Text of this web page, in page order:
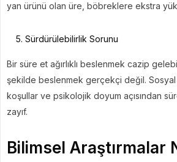
yan ürünü olan üre, böbreklere ekstra
Sürdürülebilirlik Sorunu
Bir süre et ağırlıklı beslenmek cazip
şekilde beslenmek gerçekçi değil.
koşullar ve psikolojik doyum açısından
zayıf.
Bilimsel Araştırmalar